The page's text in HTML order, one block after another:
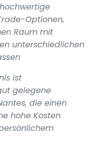
Optionen,
Raum mit
unterschiedlichen
ist
gelegene
die einen
hohe Kosten